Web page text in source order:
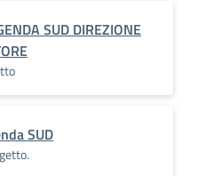
SUD DIREZIONE
SUD